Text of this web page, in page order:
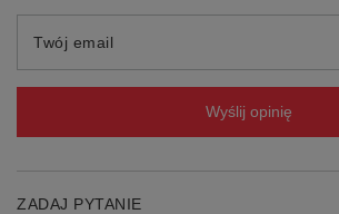
Twój email
Wyślij opinię
ZADAJ PYTANIE